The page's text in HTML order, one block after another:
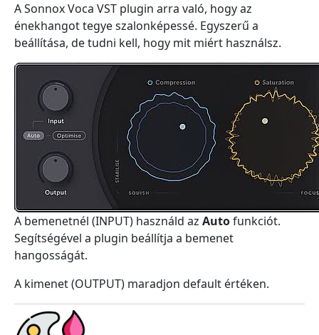
A Sonnox Voca VST plugin arra való, hogy az
énekhangot tegye szalonképessé. Egyszerű a
beállítása, de tudni kell, hogy mit miért használsz.
A bemenetnél (INPUT) használd az Autofunkciót.
Segítségével a plugin beállítja a bemenet
hangosságát.
A kimenet (OUTPUT) maradjon default értéken.